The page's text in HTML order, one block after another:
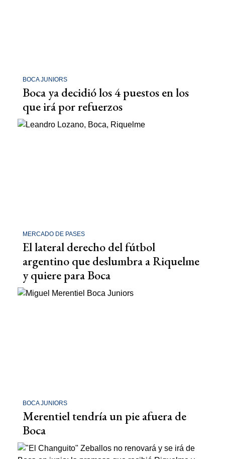
BOCA JUNIORS
Boca ya decidió los 4 puestos en los
que irá por refuerzos
MERCADO DE PASES
El lateral derecho del fútbol
argentino que deslumbra a Riquelme
y quiere para Boca
BOCA JUNIORS
Merentiel tendría un pie afuera de
Boca